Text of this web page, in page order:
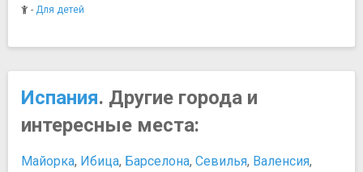
Музей Романтизма
Музей Тиссена-Борнемисы
Национальный музей декоративного искусства
Национальный музей техники и технологии
Хрустальный дворец
- Для детей
Испания. Другие города и
интересные места:
Майорка, Ибица, Барселона, Севилья, Валенсия,